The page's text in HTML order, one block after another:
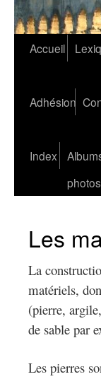
Aller
contenu
Accueil
Adhésion
Index
photos
Les
La
matériels,
(pierre,
de sable par
Les pierres